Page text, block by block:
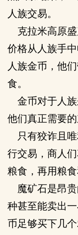
人族交易。
克拉米高原盛
价格从人族手
人族金币，他
食。
金币对于人族
他们真正需要的
只有狡诈且唯
行交易，商人
粮食，再用粮
魔矿石是昂贵
种甚至能卖出
币足够买下几